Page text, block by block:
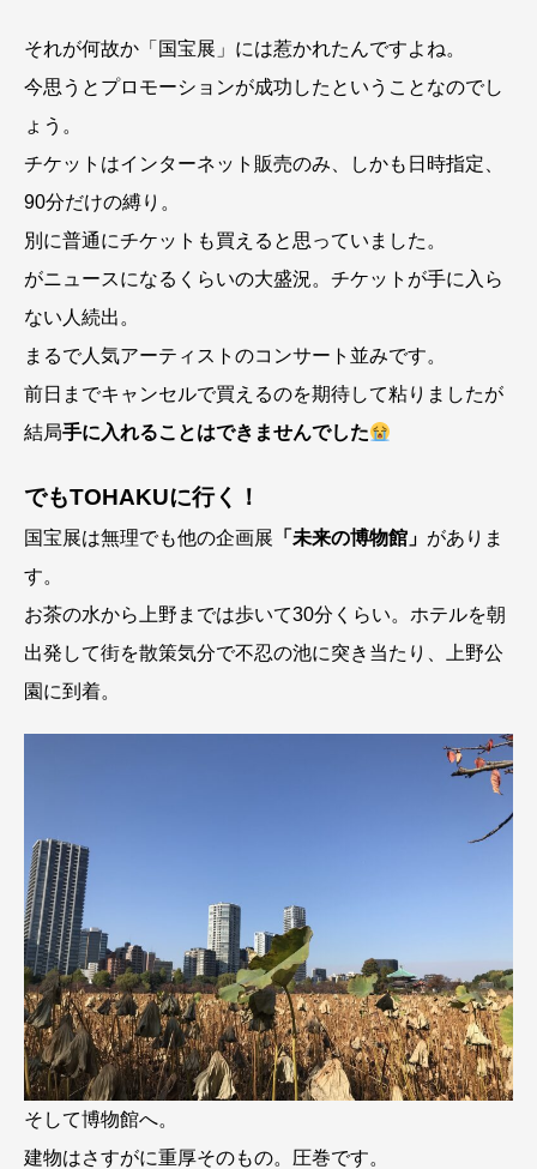
それが何故か「国宝展」には惹かれたんですよね。
今思うとプロモーションが成功したということなのでし
ょう。
チケットはインターネット販売のみ、しかも日時指定、
90分だけの縛り。
別に普通にチケットも買えると思っていました。
がニュースになるくらいの大盛況。チケットが手に入ら
ない人続出。
まるで人気アーティストのコンサート並みです。
前日までキャンセルで買えるのを期待して粘りましたが
結局手に入れることはできませんでした
でもTOHAKUに行く！
国宝展は無理でも他の企画展 「未来の博物館」 がありま
す。
お茶の水から上野までは歩いて30分くらい。ホテルを朝
出発して街を散策気分で不忍の池に突き当たり、上野公
園に到着。
そして博物館へ。
建物はさすがに重厚そのもの。圧巻です。